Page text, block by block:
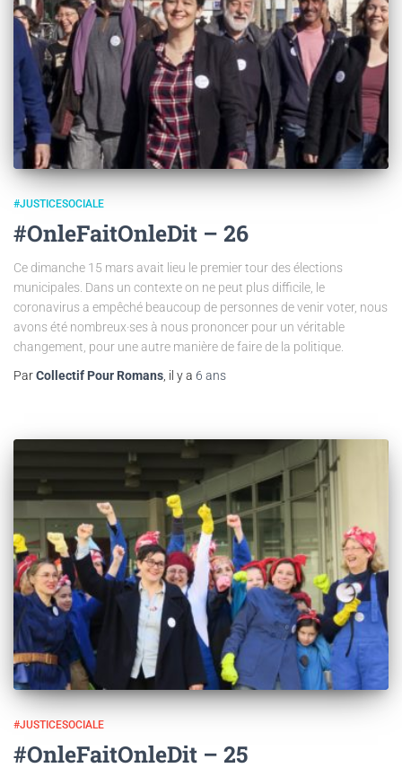
#JUSTICESOCIALE
#OnleFaitOnleDit – 26
Ce dimanche 15 mars avait lieu le premier tour des élections
municipales. Dans un contexte on ne peut plus difficile, le
coronavirus a empêché beaucoup de personnes de venir voter, nous
avons été nombreux·ses à nous prononcer pour un véritable
changement, pour une autre manière de faire de la politique.
ParCollectif Pour Romans, il y a 6 ans
#JUSTICESOCIALE
#OnleFaitOnleDit – 25